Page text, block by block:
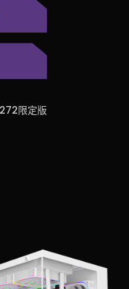
限定版